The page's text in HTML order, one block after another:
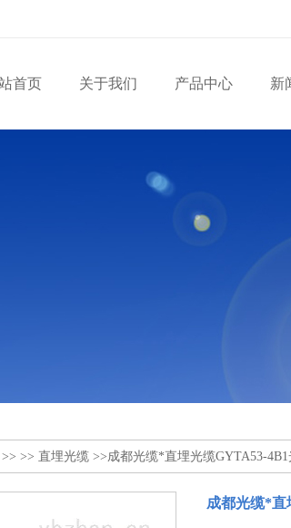
首页 关于我们 产品中心 新
>> >> 直埋光缆 >>成都光缆*直埋光缆GYTA53-4B1
成都光缆*直